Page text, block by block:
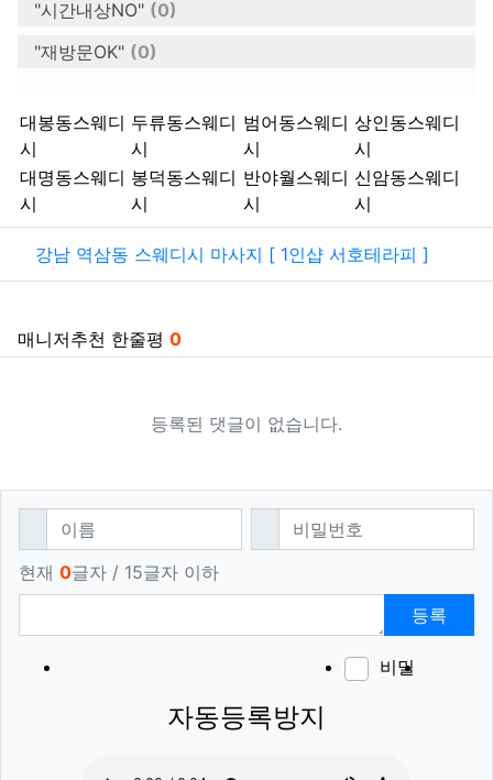
"시간내상NO" (0)
"재방문OK" (0)
대봉동스웨디
시
두류동스웨디
시
범어동스웨디
시
상인동스웨디
시
대명동스웨디
시
봉덕동스웨디
시
반야월스웨디
시
신암동스웨디
시
키워드
관련자료
강남 역삼동 스웨디시 마사지 [ 1인샵 서호테라피 ]
매니저추천 한줄평 0
등록된 댓글이 없습니다.
댓글쓰기
필수 비밀번호필수
현재 0글자 / 15글자 이하
등록
비밀
자동등록방지